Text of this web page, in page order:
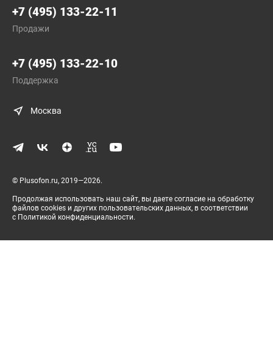
+7 (495) 133-22-11
Продажи
+7 (495) 133-22-10
Поддержка
Москва
© Plusofon.ru, 2019—2026.
Продолжая использовать наш сайт, вы даете согласие на обработку
файлов cookies и других пользовательских данных, в соответствии
с Политикой конфиденциальности.